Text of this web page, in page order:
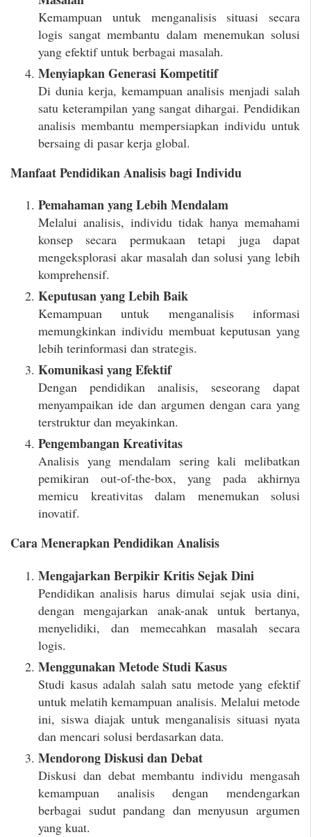
Kemampuan untuk menganalisis situasi secara
logis sangat membantu dalam menemukan solusi
yang efektif untuk berbagai masalah.
Menyiapkan Generasi Kompetitif
Di dunia kerja, kemampuan analisis menjadi salah
satu keterampilan yang sangat dihargai. Pendidikan
analisis membantu mempersiapkan individu untuk
bersaing di pasar kerja global.
Manfaat Pendidikan Analisis bagi Individu
Pemahaman yang Lebih Mendalam
Melalui analisis, individu tidak hanya memahami
konsep secara permukaan tetapi juga dapat
mengeksplorasi akar masalah dan solusi yang lebih
komprehensif.
Keputusan yang Lebih Baik
Kemampuan untuk menganalisis informasi
memungkinkan individu membuat keputusan yang
lebih terinformasi dan strategis.
Komunikasi yang Efektif
Dengan pendidikan analisis, seseorang dapat
menyampaikan ide dan argumen dengan cara yang
terstruktur dan meyakinkan.
Pengembangan Kreativitas
Analisis yang mendalam sering kali melibatkan
pemikiran out-of-the-box, yang pada akhirnya
memicu kreativitas dalam menemukan solusi
inovatif.
Cara Menerapkan Pendidikan Analisis
Mengajarkan Berpikir Kritis Sejak Dini
Pendidikan analisis harus dimulai sejak usia dini,
dengan mengajarkan anak-anak untuk bertanya,
menyelidiki, dan memecahkan masalah secara
logis.
Menggunakan Metode Studi Kasus
Studi kasus adalah salah satu metode yang efektif
untuk melatih kemampuan analisis. Melalui metode
ini, siswa diajak untuk menganalisis situasi nyata
dan mencari solusi berdasarkan data.
Mendorong Diskusi dan Debat
Diskusi dan debat membantu individu mengasah
kemampuan analisis dengan mendengarkan
berbagai sudut pandang dan menyusun argumen
yang kuat.